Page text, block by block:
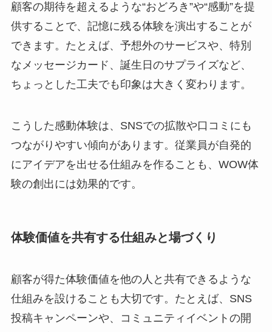
顧客の期待を超えるような“おどろき”や“感動”を提
供することで、記憶に残る体験を演出することが
できます。たとえば、予想外のサービスや、特別
なメッセージカード、誕生日のサプライズなど、
ちょっとした工夫でも印象は大きく変わります。
こうした感動体験は、SNSでの拡散や口コミにも
つながりやすい傾向があります。従業員が自発的
にアイデアを出せる仕組みを作ることも、WOW体
験の創出には効果的です。
体験価値を共有する仕組みと場づくり
顧客が得た体験価値を他の人と共有できるような
仕組みを設けることも大切です。たとえば、SNS
投稿キャンペーンや、コミュニティイベントの開